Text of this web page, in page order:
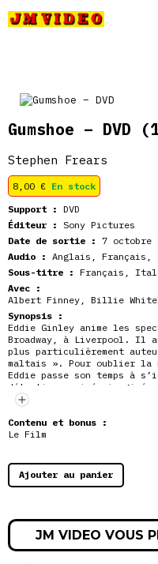
Gumshoe – DVD
Stephen Frears
8,00 € En stock
Support : DVD
Éditeur : Sony Pictures
Date de sortie : 7 octobre
Audio : Anglais,
Sous-titre : Français,
Avec :
Albert Finney, Billie
Synopsis :
Eddie Ginley anime les
Broadway, à Liverpool. Il
plus particulièrement auteur
maltais ». Pour oublier la
Eddie passe son temps à
détectives privés imaginés
Raymond Chandler.
Fasciné jusqu’à
passer une annonce dans
Spade. Un inconnu le
Contenu et bonus :
Le Film
Ajouter au panier
JM VIDEO VOUS